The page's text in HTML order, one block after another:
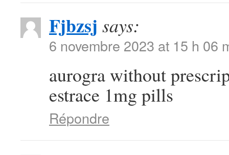
Fjbzsj says:
6 novembre 2023 at 15 h 06
aurogra without
estrace 1mg pills
Répondre